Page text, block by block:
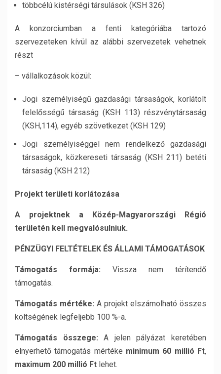
többcélú kistérségi társulások (KSH 326)
A konzorciumban a fenti kategóriába tartozó
szervezeteken kívül az alábbi szervezetek vehetnek
részt
– vállalkozások közül:
Jogi személyiségű gazdasági társaságok, korlátolt
felelősségű társaság (KSH 113) részvénytársaság
(KSH,114), egyéb szövetkezet (KSH 129)
Jogi személyiséggel nem rendelkező gazdasági
társaságok, közkereseti társaság (KSH 211) betéti
társaság (KSH 212)
Projekt területi korlátozása
A projektnek a Közép-Magyarországi Régió
területén kell megvalósulniuk.
PÉNZÜGYI FELTÉTELEK ÉS ÁLLAMI TÁMOGATÁSOK
Támogatás formája: Vissza nem térítendő
támogatás.
Támogatás mértéke: A projekt elszámolható összes
költségének legfeljebb 100 %-a.
Támogatás összege:A jelen pályázat keretében
elnyerhető támogatás mértéke minimum 60 millió Ft,
maximum 200 millió Ft lehet.